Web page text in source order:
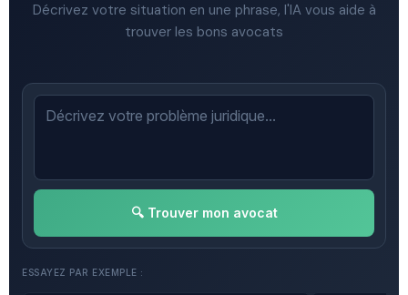
Décrivez votre situation en une phrase, l'IA vous aide à
trouver les bons avocats
🔍 Trouver mon avocat
ESSAYEZ PAR EXEMPLE :